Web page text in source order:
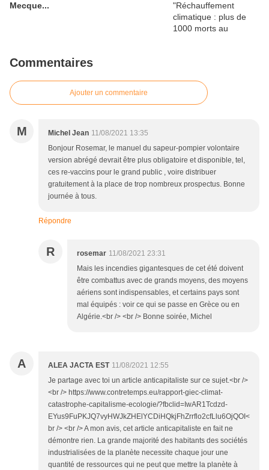
Mecque...
Commentaires
Ajouter un commentaire
M Michel Jean 11/08/2021 13:35
Bonjour Rosemar, le manuel du sapeur-pompier volontaire
version abrégé devrait être plus obligatoire et disponible, tel,
ces re-vaccins pour le grand public , voire distribuer
gratuitement à la place de trop nombreux prospectus. Bonne
journée à tous.
Répondre
R rosemar 11/08/2021 23:31
Mais les incendies gigantesques de cet été doivent
être combattus avec de grands moyens, des moyens
aériens sont indispensables, et certains pays sont
mal équipés : voir ce qui se passe en Grèce ou en
Algérie.<br /> <br /> Bonne soirée, Michel
A ALEA JACTA EST 11/08/2021 12:55
Je partage avec toi un article anticapitaliste sur ce sujet.<br />
<br /> https://www.contretemps.eu/rapport-giec-climat-
catastrophe-capitalisme-ecologie/?fbclid=IwAR1Tcdzd-
EYus9FuPKJQ7vyHWJkZHElYCDiHQkjFhZrrflo2cfLlu6OjQOI<
br /> <br /> A mon avis, cet article anticapitaliste en fait ne
démontre rien. La grande majorité des habitants des sociétés
industrialisées de la planète necessite chaque jour une
quantité de ressources qui ne peut que mettre la planète à